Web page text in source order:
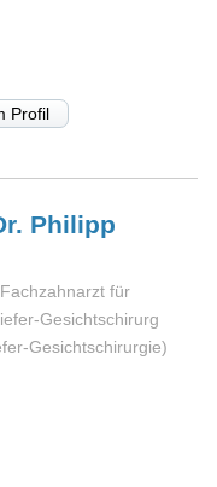
Profil
Philipp
für
Gesichtschirurg
Gesichtschirurgie)